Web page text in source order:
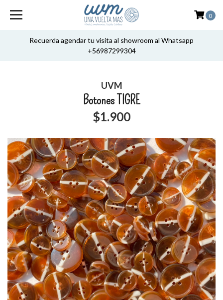
Recuerda agendar tu visita al showroom al Whatsapp
+56987299304
0
UVM
Botones TIGRE
$1.900